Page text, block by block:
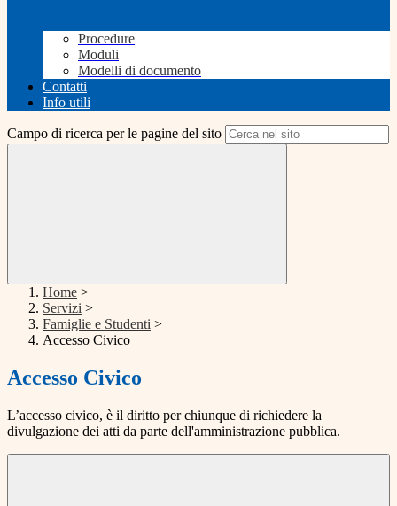
Procedure
Moduli
Modelli di documento
Contatti
Info utili
Campo di ricerca per le pagine del sito
Home >
Servizi >
Famiglie e Studenti >
Accesso Civico
Accesso Civico
L’accesso civico, è il diritto per chiunque di richiedere la
divulgazione dei atti da parte dell'amministrazione pubblica.